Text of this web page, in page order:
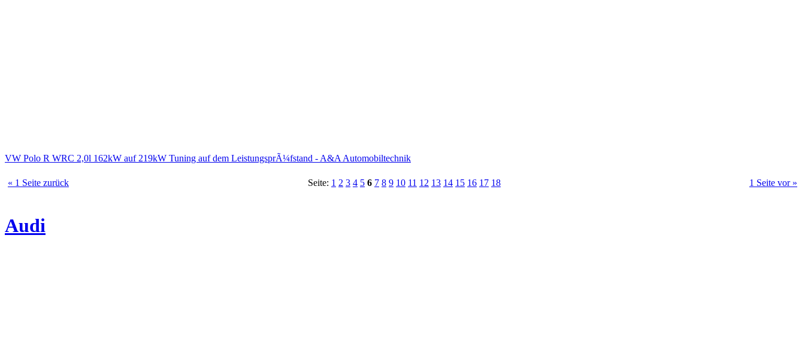
VW Polo R WRC 2,0l 162kW auf 219kW Tuning auf dem LeistungsprÃ¼fstand - A&A Automobiltechnik
« 1 Seite zurück Seite: 1 2 3 4 5 6 7 8 9 10 11 12 13 14 15 16 17 18 1 Seite vor »
Audi